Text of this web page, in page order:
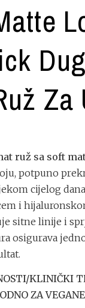
Za
ruž sa soft
potpuno
cijelog
i
sitne linije i
osigurava
KLINIČKI
ZA VEGANE